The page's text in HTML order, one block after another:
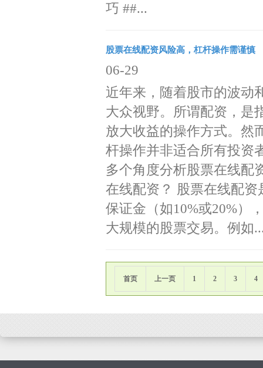
巧 ##...
股票在线配资风险高，杠杆操作需谨慎
06-29
近年来，随着股市的波动
大众视野。所谓配资，是
放大收益的操作方式。然
杆操作并非适合所有投资
多个角度分析股票在线配
在线配资？ 股票在线配
保证金（如10%或20%）
大规模的股票交易。例如
首页 上一页 1 2 3 4